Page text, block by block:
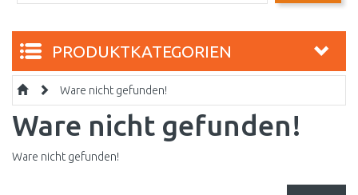
PRODUKTKATEGORIEN
Ware nicht gefunden!
Ware nicht gefunden!
Ware nicht gefunden!